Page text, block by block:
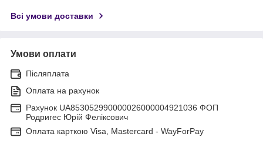
Всі умови доставки
Умови оплати
Післяплата
Оплата на рахунок
Рахунок UA853052990000026000004921036 ФОП
Родригес Юрій Феліксович
Оплата карткою Visa, Mastercard - WayForPay